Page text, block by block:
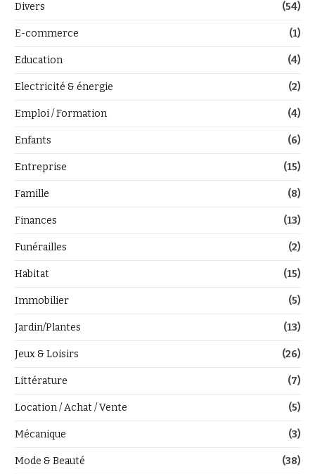
Divers (54)
E-commerce (1)
Education (4)
Electricité & énergie (2)
Emploi / Formation (4)
Enfants (6)
Entreprise (15)
Famille (8)
Finances (13)
Funérailles (2)
Habitat (15)
Immobilier (5)
Jardin/Plantes (13)
Jeux & Loisirs (26)
Littérature (7)
Location / Achat / Vente (5)
Mécanique (3)
Mode & Beauté (38)